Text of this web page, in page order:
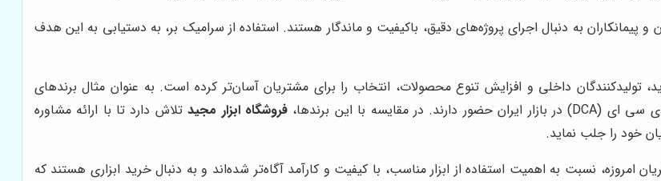
و پیمانکاران به دنبال اجرای پروژه‌های دقیق، باکیفیت و ماندگار هستند. استفاده از سرامیک بر، به دستیابی به این هدف
تولیدکنندگان داخلی و افزایش تنوع محصولات، انتخاب را برای مشتریان آسان‌تر کرده است. به عنوان مثال برندهای
فروشگاه ابزار مجیدتلاش دارد تا با ارائه مشاوره
خود را جلب نماید.
امروزه، نسبت به اهمیت استفاده از ابزار مناسب، با کیفیت و کارآمد آگاه‌تر شده‌اند و به دنبال خرید ابزاری هستند که